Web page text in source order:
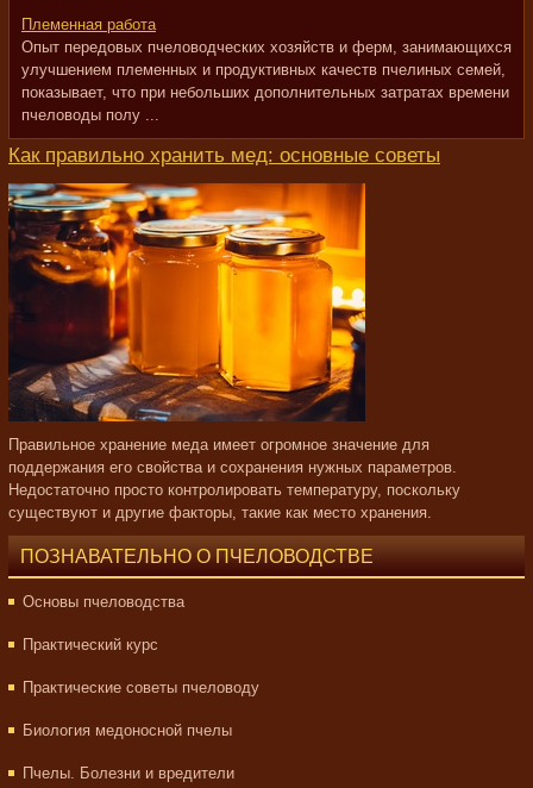
Племенная работа
Опыт передовых пчеловодческих хозяйств и ферм, занимающихся
улучшением племенных и продуктивных качеств пчелиных семей,
показывает, что при небольших дополнительных затратах времени
пчеловоды полу ...
Как правильно хранить мед: основные советы
Правильное хранение меда имеет огромное значение для
поддержания его свойства и сохранения нужных параметров.
Недостаточно просто контролировать температуру, поскольку
существуют и другие факторы, такие как место хранения.
ПОЗНАВАТЕЛЬНО О ПЧЕЛОВОДСТВЕ
Основы пчеловодства
Практический курс
Практические советы пчеловоду
Биология медоносной пчелы
Пчелы. Болезни и вредители